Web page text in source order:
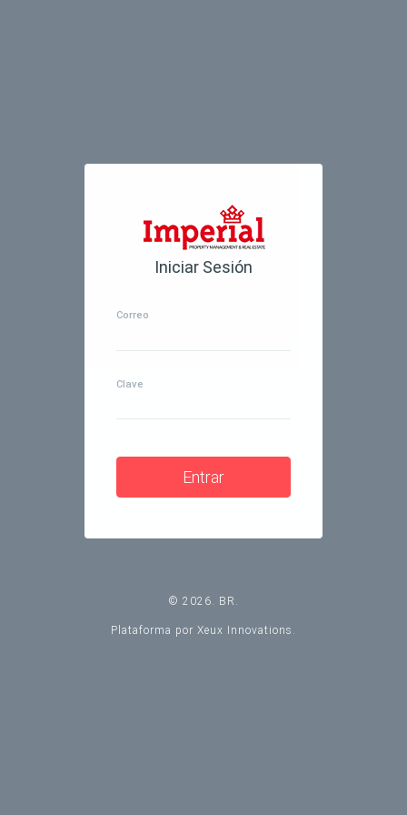
Iniciar Sesión
Correo
Clave
Entrar
© 2026. BR.
Plataforma por Xeux Innovations.